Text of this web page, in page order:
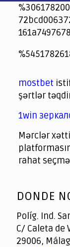
jeetcity
1xbet
jeet city
spintiger
Avabet
Spinrise
Crown Green
슈가 러쉬
crazy time
winorio
winorio
winorio
mostbet
şərtlər
1win
Mərclər
rahat
of
DONDE
Políg. Ind.
C/ Caleta de
29006,